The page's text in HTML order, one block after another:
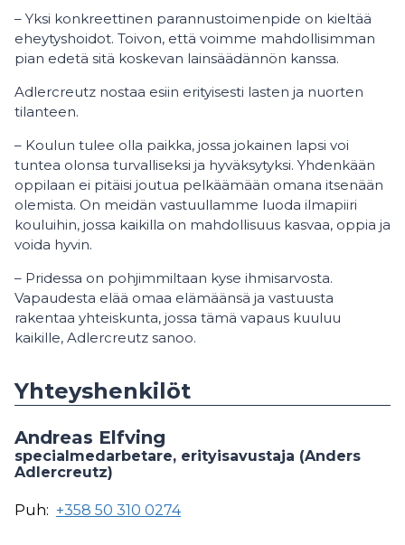
– Yksi konkreettinen parannustoimenpide on kieltää
eheytyshoidot. Toivon, että voimme mahdollisimman
pian edetä sitä koskevan lainsäädännön kanssa.
Adlercreutz nostaa esiin erityisesti lasten ja nuorten
tilanteen.
– Koulun tulee olla paikka, jossa jokainen lapsi voi
tuntea olonsa turvalliseksi ja hyväksytyksi. Yhdenkään
oppilaan ei pitäisi joutua pelkäämään omana itsenään
olemista. On meidän vastuullamme luoda ilmapiiri
kouluihin, jossa kaikilla on mahdollisuus kasvaa, oppia ja
voida hyvin.
– Pridessa on pohjimmiltaan kyse ihmisarvosta.
Vapaudesta elää omaa elämäänsä ja vastuusta
rakentaa yhteiskunta, jossa tämä vapaus kuuluu
kaikille, Adlercreutz sanoo.
Yhteyshenkilöt
Andreas Elfving
specialmedarbetare, erityisavustaja (Anders
Adlercreutz)
Puh: +358 50 310 0274